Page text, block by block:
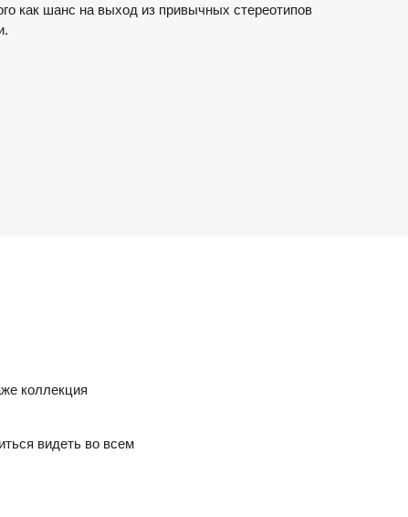
как шанс на выход из привычных стереотипов
коллекция
видеть во всем